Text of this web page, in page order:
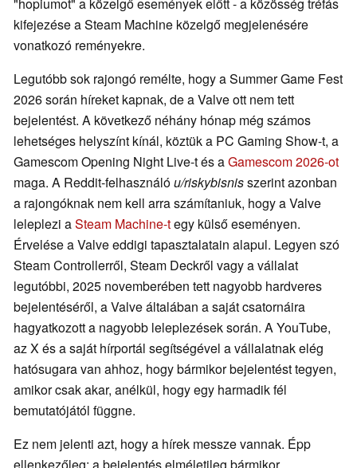
kifejezése a Steam Machine közelgő megjelenésére
vonatkozó reményekre.
Legutóbb sok rajongó remélte, hogy a Summer Game Fest
2026 során híreket kapnak, de a Valve ott nem tett
bejelentést. A következő néhány hónap még számos
lehetséges helyszínt kínál, köztük a PC Gaming Show-t, a
Gamescom Opening Night Live-t és aGamescom 2026-ot
maga. A Reddit-felhasználóu/riskybisnisszerint azonban
a rajongóknak nem kell arra számítaniuk, hogy a Valve
leleplezi aSteam Machine-tegy külső eseményen.
Érvelése a Valve eddigi tapasztalatain alapul. Legyen szó
Steam Controllerről, Steam Deckről vagy a vállalat
legutóbbi, 2025 novemberében tett nagyobb hardveres
bejelentéséről, a Valve általában a saját csatornáira
hagyatkozott a nagyobb leleplezések során. A YouTube,
az X és a saját hírportál segítségével a vállalatnak elég
hatósugara van ahhoz, hogy bármikor bejelentést tegyen,
amikor csak akar, anélkül, hogy egy harmadik fél
bemutatójától függne.
Ez nem jelenti azt, hogy a hírek messze vannak. Épp